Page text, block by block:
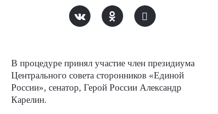
В процедуре принял участие член президиума
Центрального совета сторонников «Единой
России», сенатор, Герой России Александр
Карелин.